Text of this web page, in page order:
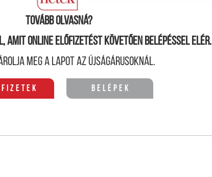
Tovább olvasná?
amit online előfizetést követően belépéssel elér.
meg a lapot az újságárusoknál.
Belépek